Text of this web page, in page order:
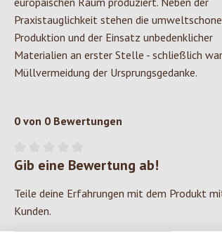
Praxistauglichkeit stehen die
Produktion und der Einsatz unbedenklicher
Materialien an erster Stelle - schließlich war
Müllvermeidung der Ursprungsgedanke.
0 von 0 Bewertungen
Durchschnittliche Bewertung von 0 von 5
Gib eine Bewertung ab!
Teile deine Erfahrungen mit dem Produkt
Kunden.